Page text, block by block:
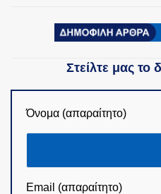
Στείλτε μας το
Όνομα (απαραίτητο)
Email (απαραίτητο)